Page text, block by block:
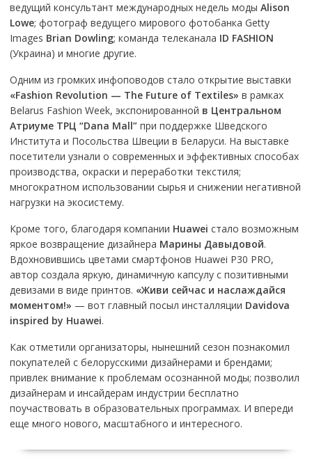
ведущий консультант международных недель моды Alison
Lowe; фотограф ведущего мирового фотобанка Getty
Images Brian Dowling; команда телеканала ID FASHION
(Украина) и многие другие.
Одним из громких инфоповодов стало открытие выставки
«Fashion Revolution — The Future of Textiles» в рамках
Belarus Fashion Week, экспонированной в Центральном
Атриуме ТРЦ “Dana Mall”при поддержке Шведского
Института и Посольства Швеции в Беларуси. На выставке
посетители узнали о современных и эффективных способах
производства, окраски и переработки текстиля;
многократном использовании сырья и снижении негативной
нагрузки на экосистему.
Кроме того, благодаря компании Huawei стало возможным
яркое возвращение дизайнера Марины Давыдовой.
Вдохновившись цветами смартфонов Huawei P30 PRO,
автор создала яркую, динамичную капсулу с позитивными
девизами в виде принтов. «Живи сейчас и наслаждайся
моментом!» — вот главный посыл инсталляции Davidova
inspired by Huawei.
Как отметили организаторы, нынешний сезон познакомил
покупателей с белорусскими дизайнерами и брендами;
привлек внимание к проблемам осознанной моды; позволил
дизайнерам и инсайдерам индустрии бесплатно
поучаствовать в образовательных программах. И впереди
еще много нового, масштабного и интересного.